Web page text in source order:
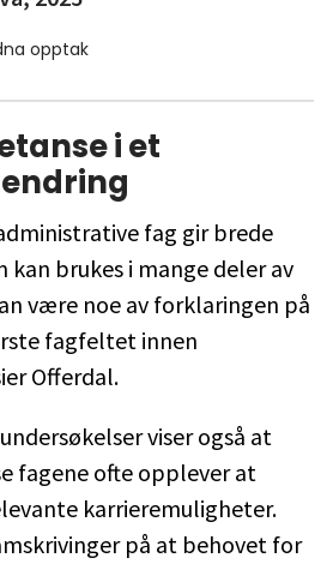
opptak
i et
fag gir brede
kan brukes i mange deler av
være noe av forklaringen på
fagfeltet innen
Offerdal.
viser også at
fagene ofte opplever at
karrieremuligheter.
på at behovet for